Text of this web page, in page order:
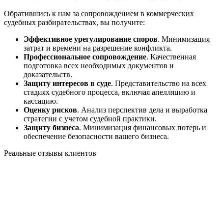
Обратившись к нам за сопровождением в коммерческих
судебных разбирательствах, вы получите:
Эффективное урегулирование споров. Минимизация
затрат и времени на разрешение конфликта.
Профессиональное сопровождение. Качественная
подготовка всех необходимых документов и
доказательств.
Защиту интересов в суде. Представительство на всех
стадиях судебного процесса, включая апелляцию и
кассацию.
Оценку рисков. Анализ перспектив дела и выработка
стратегии с учетом судебной практики.
Защиту бизнеса. Минимизация финансовых потерь и
обеспечение безопасности вашего бизнеса.
Реальные отзывы клиентов